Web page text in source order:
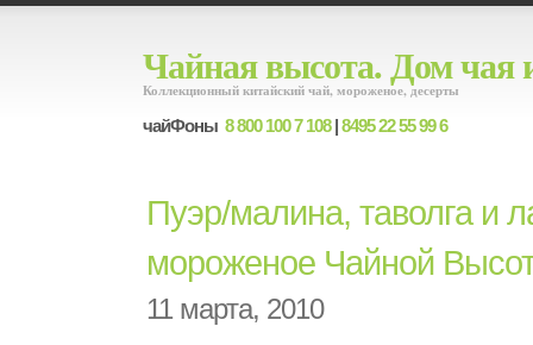
Чайная высота. Дом чая
Коллекционный китайский чай, мороженое, десерты
чайФоны 8 800 100 7 108|8495 22 55 99 6
Пуэр/малина, таволга и
мороженое Чайной
11 марта, 2010